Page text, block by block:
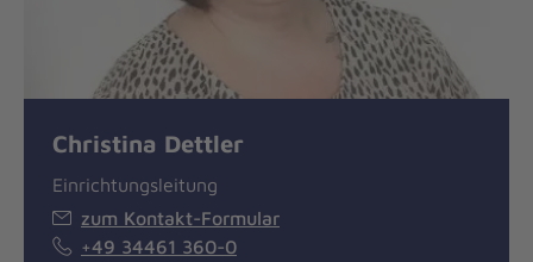
Christina Dettler
Einrichtungsleitung
zum Kontakt-Formular
+49 34461 360-0